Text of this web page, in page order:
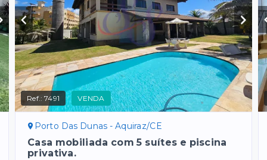
Ref.:7491 VENDA
Porto Das Dunas - Aquiraz/CE
Casa mobiliada com 5 suítes e piscina
privativa.